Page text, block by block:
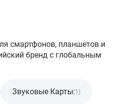
смартфонов, планшетов и
бренд с глобальным
Звуковые Карты(1)